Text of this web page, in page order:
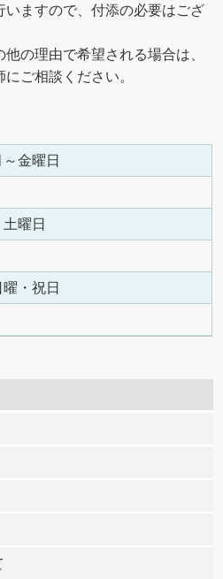
いますので、付添の必要はござ
の理由で希望される場合は、
ご相談ください。
～金曜日
土曜日
曜・祝日